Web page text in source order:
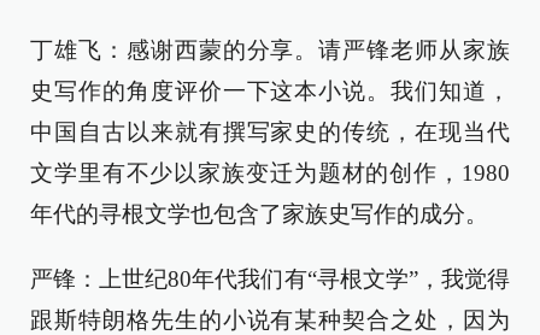
丁雄飞：感谢西蒙的分享。请严锋老师从家族
史写作的角度评价一下这本小说。我们知道，
中国自古以来就有撰写家史的传统，在现当代
文学里有不少以家族变迁为题材的创作，1980
年代的寻根文学也包含了家族史写作的成分。
严锋：上世纪80年代我们有“寻根文学”，我觉得
跟斯特朗格先生的小说有某种契合之处，因为